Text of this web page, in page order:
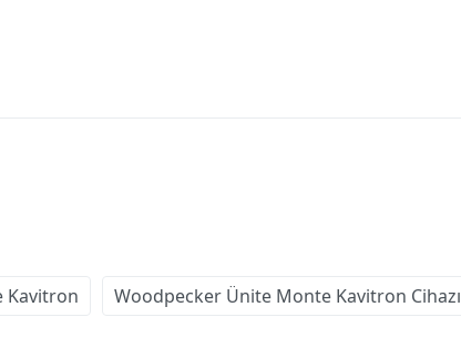
Kavitron Woodpecker Ünite Monte Kavitron Cihazı